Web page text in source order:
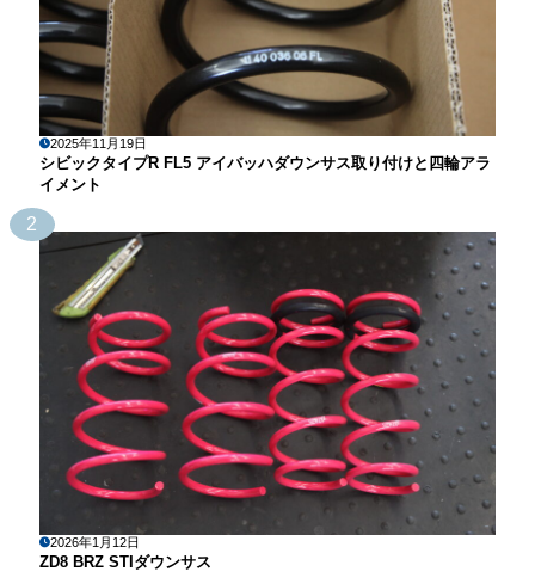
2025年11月19日
シビックタイプR FL5 アイバッハダウンサス取り付けと四輪アラ
イメント
2
2026年1月12日
ZD8 BRZ STIダウンサス